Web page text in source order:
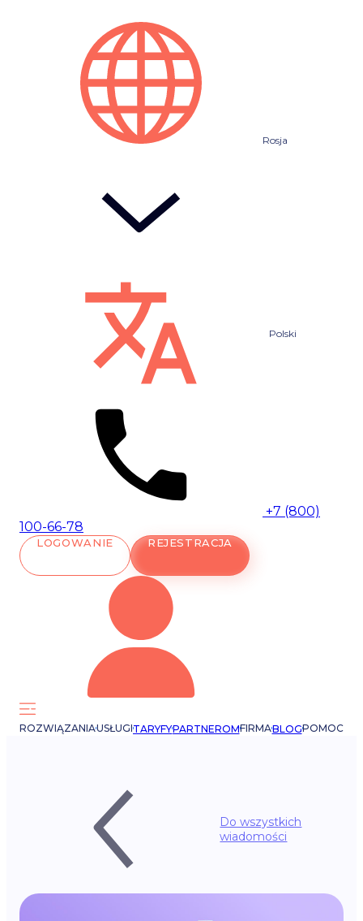
Rosja
Polski
+7 (800)
100-66-78
LOGOWANIE REJESTRACJA
ROZWIĄZANIAUSŁUGITARYFYPARTNEROMFIRMABLOGPOMOC
Do wszystkich
wiadomości